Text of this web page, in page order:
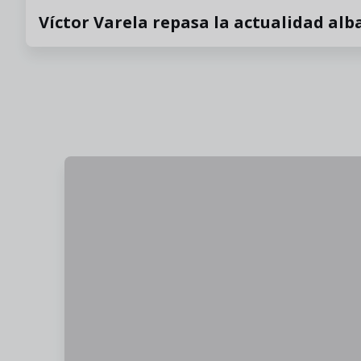
Víctor Varela repasa la actualidad